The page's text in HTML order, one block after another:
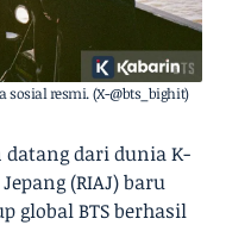
sosial resmi. (X-@bts_bighit)
datang dari dunia K-
(RIAJ) baru
global BTS berhasil